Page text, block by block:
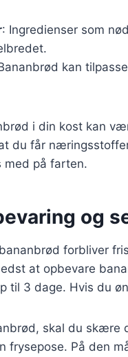
: Ingredienser som
kan
i din kost kan
du får
med på farten.
og
forbliver
at opbevare
til 3 dage. Hvis du
skal du skære
frysepose. På den